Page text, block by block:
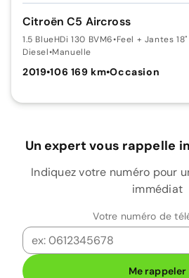
Citroën C5 Aircross
1.5 BlueHDi 130 BVM6•Feel + Jantes 18"
Diesel•Manuelle
2019•106 169 km•Occasion
Un expert vous rappelle
Indiquez votre numéro pour
immédiat
Votre numéro de
Me rappeler